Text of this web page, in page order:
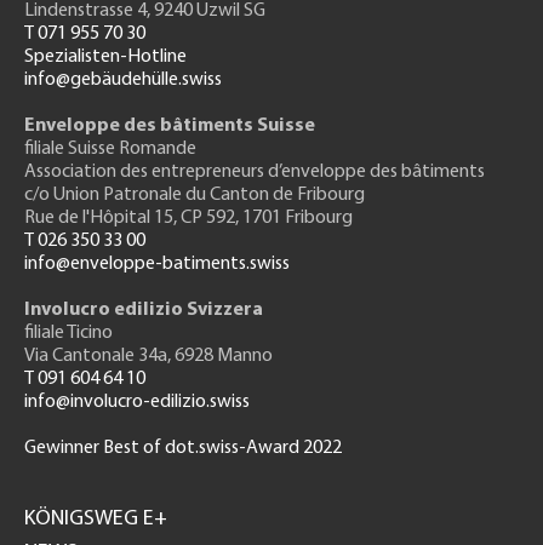
Lindenstrasse 4, 9240 Uzwil SG
T 071 955 70 30
Spezialisten-Hotline
info@gebäudehülle.swiss
Enveloppe des bâtiments Suisse
filiale Suisse Romande
Association des entrepreneurs d’enveloppe des bâtiments
c/o Union Patronale du Canton de Fribourg
Rue de l'Hôpital 15, CP 592, 1701 Fribourg
T 026 350 33 00
info@enveloppe-batiments.swiss
Involucro edilizio Svizzera
filiale Ticino
Via Cantonale 34a, 6928 Manno
T 091 604 64 10
info@involucro-edilizio.swiss
Gewinner Best of dot.swiss-Award 2022
GH
KÖNIGSWEG E+